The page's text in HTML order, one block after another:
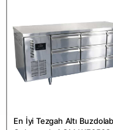
En İyi Tezgah Altı